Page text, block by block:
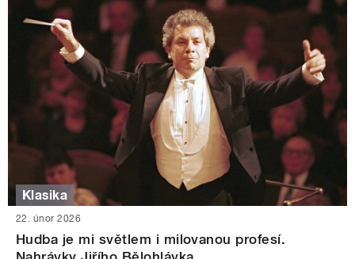
Klasika
22. únor 2026
Hudba je mi světlem i milovanou profesí.